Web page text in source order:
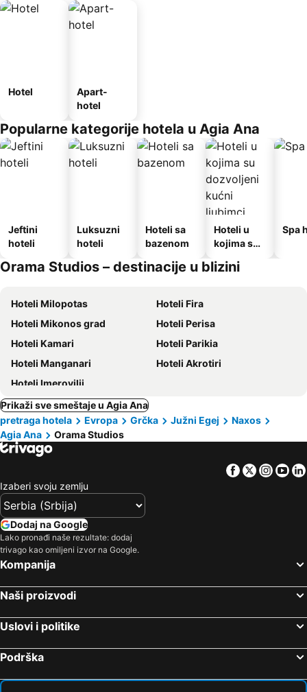
Hotel
Apart-
hotel
Popularne kategorije hotela u Agia Ana
Jeftini
hoteli
Luksuzni
hoteli
Hoteli sa
bazenom
Hoteli u
kojima su
kućni
Spa
Orama Studios – destinacije u blizini
Hoteli Milopotas
Hoteli Fira
Hoteli Mikonos grad
Hoteli Perisa
Hoteli Kamari
Hoteli Parikia
Hoteli Manganari
Hoteli Akrotiri
Hoteli Imerovilji
Prikaži sve smeštaje u Agia Ana
pretraga hotela
Evropa Grčka Južni Egej
Naxos
Agia Ana
Orama Studios
Facebook
Twitter
Izaberi svoju zemlju
Dodaj na Google
Lako pronađi naše rezultate: dodaj
trivago kao omiljeni izvor na Google.
Kompanija
Naši proizvodi
Uslovi i politike
Podrška